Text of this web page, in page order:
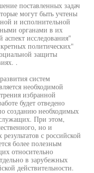
поставленных задач
могут быть учтены
и исполнительной
органами в их
аспект исследования"
политических"
защиты
.
систем
необходимой
избранной
будет отведено
созданию необходимых
При этом,
но и
с российской
более полезным
относительно
в зарубежных
действительности.